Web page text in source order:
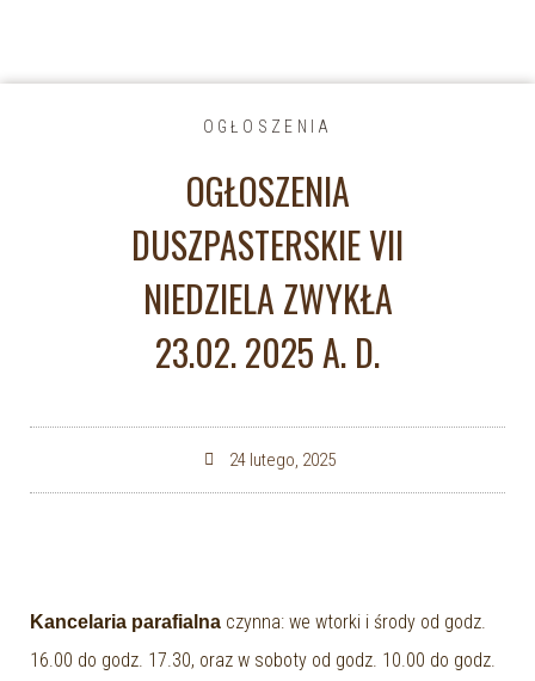
OGŁOSZENIA
OGŁOSZENIA
DUSZPASTERSKIE VII
NIEDZIELA ZWYKŁA
23.02. 2025 A. D.
24 lutego, 2025
Kancelaria parafialna czynna: we wtorki i środy od godz.
16.00 do godz. 17.30, oraz w soboty od godz. 10.00 do godz.